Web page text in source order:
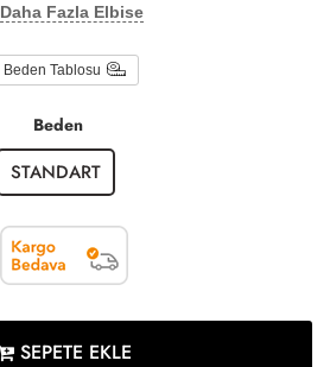
Daha Fazla Elbise
Beden Tablosu
Beden
STANDART
SEPETE EKLE